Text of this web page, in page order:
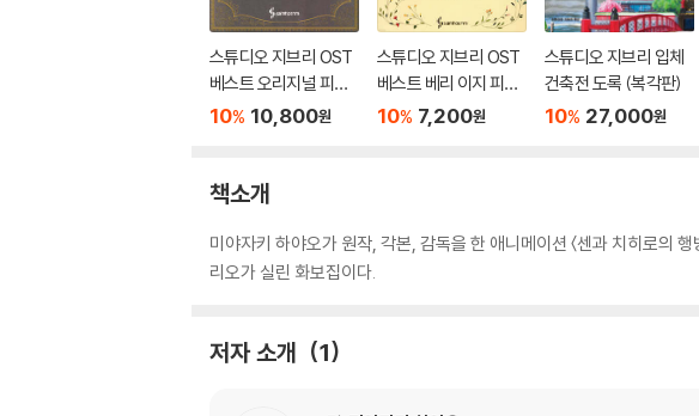
스튜디오 지브리 OST
베스트 오리지널 피아
노 버전
10% 10,800원
스튜디오 지브리 OST
베스트 베리 이지 피아
노 버전
10% 7,200원
스튜디오 지브리 입체
건축전 도록 (복각판)
10% 27,000원
책소개
미야자키 하야오가 원작, 각본, 감독을 한 애니메이션 〈센과 치히로의
리오가 실린 화보집이다.
저자 소개 1